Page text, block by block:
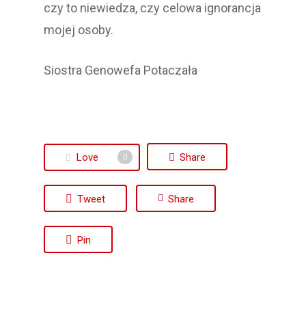
czy to niewiedza, czy celowa ignorancja
mojej osoby.
Siostra Genowefa Potaczała
Love 0 Share
Tweet Share
Pin